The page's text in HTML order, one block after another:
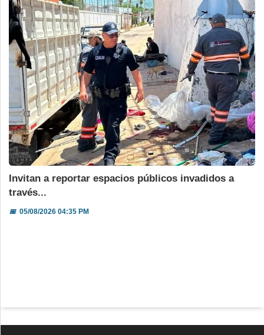
Invitan a reportar espacios públicos invadidos a
través...
📅05/08/2026 04:35 PM